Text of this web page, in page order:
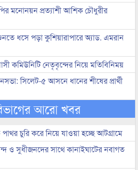
মনোনয়ন প্রত্যাশী আশিক চৌধুরীর
শুনতে ধসে পড়া কুশিয়ারাপারে অ্যাড. এমরান
কমিউনিটি নেতৃবৃন্দের নিয়ে মতিবিনিময়
সিলেট-৫ আসনে ধানের শীষের প্রার্থী
আরো খবর
চুরি করে নিয়ে যাওয়া হচ্ছে আটগ্রামে
ও সুধীজনদের সাথে কানাইঘাটের নবাগত